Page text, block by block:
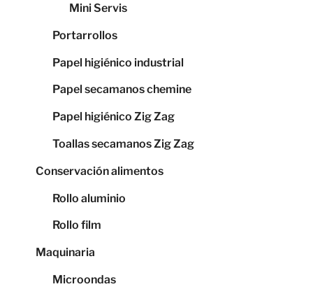
Mini Servis
Portarrollos
Papel higiénico industrial
Papel secamanos chemine
Papel higiénico Zig Zag
Toallas secamanos Zig Zag
Conservación alimentos
Rollo aluminio
Rollo film
Maquinaria
Microondas